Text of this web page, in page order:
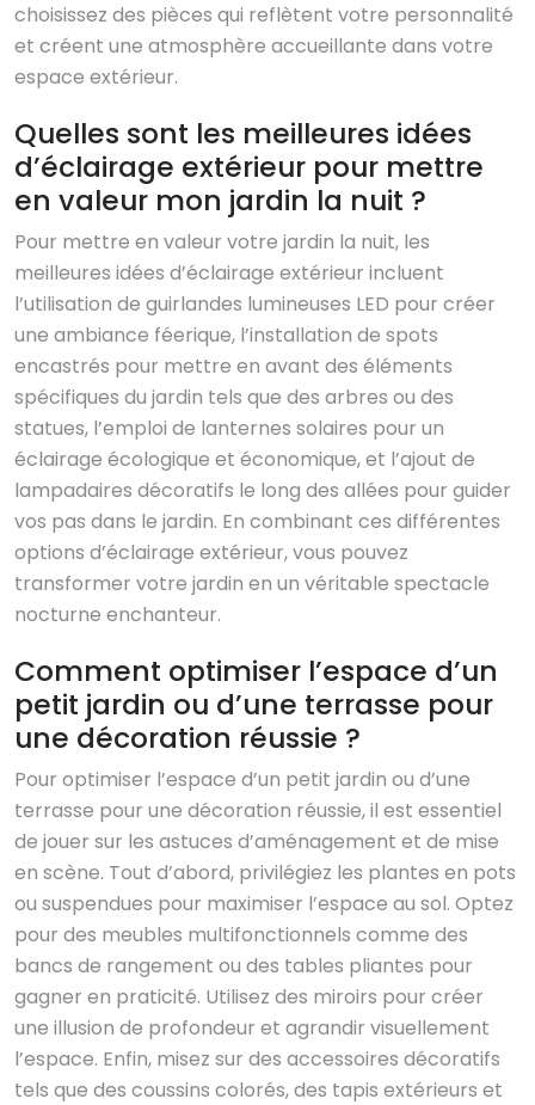
choisissez des pièces qui reflètent votre personnalité
et créent une atmosphère accueillante dans votre
espace extérieur.
Quelles sont les meilleures idées
d’éclairage extérieur pour mettre
en valeur mon jardin la nuit ?
Pour mettre en valeur votre jardin la nuit, les
meilleures idées d’éclairage extérieur incluent
l’utilisation de guirlandes lumineuses LED pour créer
une ambiance féerique, l’installation de spots
encastrés pour mettre en avant des éléments
spécifiques du jardin tels que des arbres ou des
statues, l’emploi de lanternes solaires pour un
éclairage écologique et économique, et l’ajout de
lampadaires décoratifs le long des allées pour guider
vos pas dans le jardin. En combinant ces différentes
options d’éclairage extérieur, vous pouvez
transformer votre jardin en un véritable spectacle
nocturne enchanteur.
Comment optimiser l’espace d’un
petit jardin ou d’une terrasse pour
une décoration réussie ?
Pour optimiser l’espace d’un petit jardin ou d’une
terrasse pour une décoration réussie, il est essentiel
de jouer sur les astuces d’aménagement et de mise
en scène. Tout d’abord, privilégiez les plantes en pots
ou suspendues pour maximiser l’espace au sol. Optez
pour des meubles multifonctionnels comme des
bancs de rangement ou des tables pliantes pour
gagner en praticité. Utilisez des miroirs pour créer
une illusion de profondeur et agrandir visuellement
l’espace. Enfin, misez sur des accessoires décoratifs
tels que des coussins colorés, des tapis extérieurs et